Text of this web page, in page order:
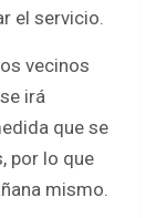
el servicio.
vecinos
irá
que se
por lo que
mismo.